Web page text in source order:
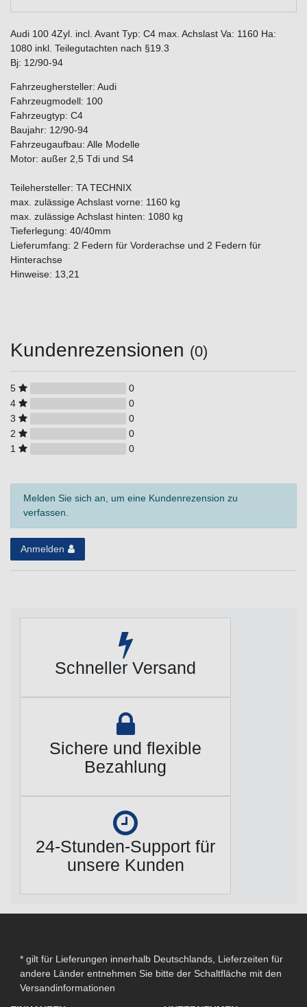
Audi 100 4Zyl. incl. Avant Typ: C4 max. Achslast Va: 1160 Ha:
1080 inkl. Teilegutachten nach §19.3
Bj: 12/90-94
Fahrzeughersteller: Audi
Fahrzeugmodell: 100
Fahrzeugtyp: C4
Baujahr: 12/90-94
Fahrzeugaufbau: Alle Modelle
Motor: außer 2,5 Tdi und S4
Teilehersteller: TA TECHNIX
max. zulässige Achslast vorne: 1160 kg
max. zulässige Achslast hinten: 1080 kg
Tieferlegung: 40/40mm
Lieferumfang: 2 Federn für Vorderachse und 2 Federn für
Hinterachse
Hinweise: 13,21
Kundenrezensionen (0)
5
0
4
0
3
0
2
0
1
0
Melden Sie sich an, um eine Kundenrezension zu
verfassen.
Anmelden
Schneller Versand
Sichere und flexible
Bezahlung
24-Stunden-Support für
unsere Kunden
* gilt für Lieferungen innerhalb Deutschlands, Lieferzeiten für
andere Länder entnehmen Sie bitte der Schaltfläche mit den
Versandinformationen